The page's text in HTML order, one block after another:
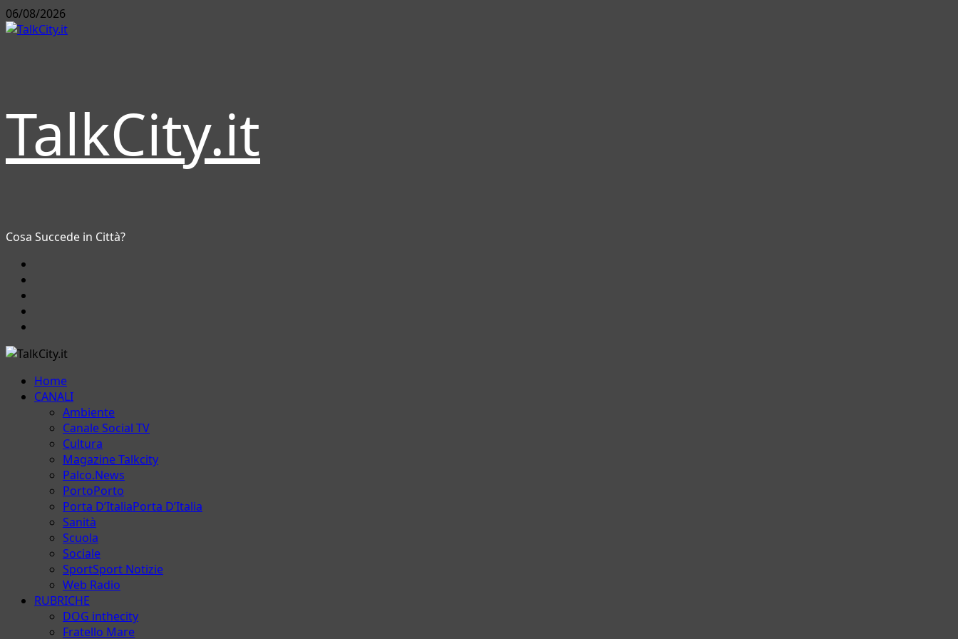
Vai
al
06/08/2026
TalkCity.it
Cosa Succede in Città?
Menu
principale
Home
CANALI
Ambiente
Canale Social TV
Cultura
Magazine Talkcity
Palco.News
PortoPorto
Porta D’ItaliaPorta D’Italia
Sanità
Scuola
Sociale
SportSport Notizie
Web Radio
RUBRICHE
DOG inthecity
Fratello Mare